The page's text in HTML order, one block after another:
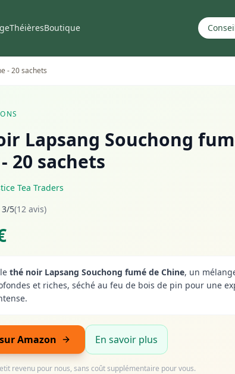
ThéièresBoutique
- 20 sachets
Lapsang Souchong
20 sachets
Tea Traders
3/5(12 avis)
thé noir Lapsang Souchong fumé de Chine, un
et riches, séché au feu de bois de pin pour une
Amazon En savoir plus
revenu pour nous, sans coût supplémentaire pour vous.